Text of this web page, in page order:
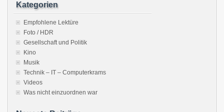
Kategorien
Empfohlene Lektüre
Foto / HDR
Gesellschaft und Politik
Kino
Musik
Technik – IT – Computerkrams
Videos
Was nicht einzuordnen war